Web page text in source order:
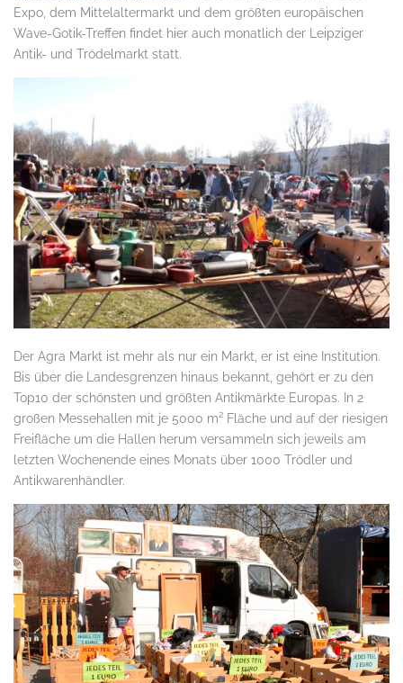
Expo, dem Mittelaltermarkt und dem größten europäischen
Wave-Gotik-Treffen findet hier auch monatlich der Leipziger
Antik- und Trödelmarkt statt.
Der Agra Markt ist mehr als nur ein Markt, er ist eine Institution.
Bis über die Landesgrenzen hinaus bekannt, gehört er zu den
Top10 der schönsten und größten Antikmärkte Europas. In 2
großen Messehallen mit je 5000 m² Fläche und auf der riesigen
Freifläche um die Hallen herum versammeln sich jeweils am
letzten Wochenende eines Monats über 1000 Trödler und
Antikwarenhändler.